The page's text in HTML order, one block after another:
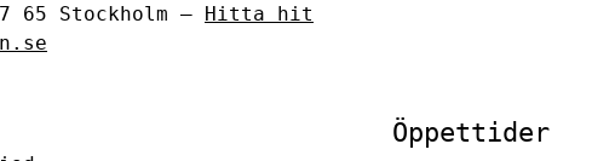
65 Stockholm –
Hitta hit
Öppettider